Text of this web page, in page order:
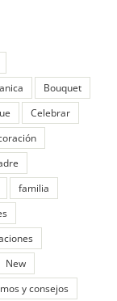
Bouquet
Celebrar
familia
New
y consejos